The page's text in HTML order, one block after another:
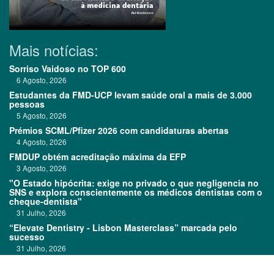
Mais notícias:
Sorriso Vaidoso no TOP 600
6 Agosto, 2026
Estudantes da FMD-UCP levam saúde oral a mais de 3.000
pessoas
5 Agosto, 2026
Prémios SCML/Pfizer 2026 com candidaturas abertas
4 Agosto, 2026
FMDUP obtém acreditação máxima da EFP
3 Agosto, 2026
"O Estado hipócrita: exige no privado o que negligencia no
SNS e explora conscientemente os médicos dentistas com o
cheque-dentista"
31 Julho, 2026
“Elevate Dentistry - Lisbon Masterclass” marcada pelo
sucesso
31 Julho, 2026